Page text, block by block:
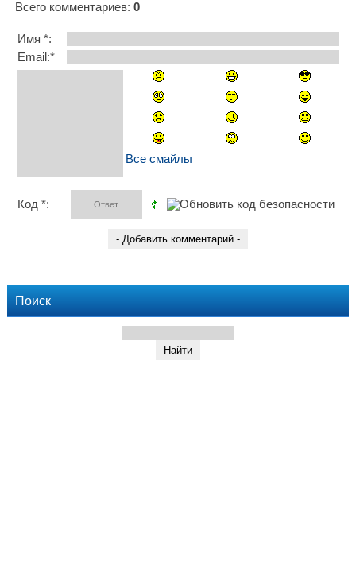
Всего комментариев: 0
Имя *:
Email:*
Все смайлы
Код *:
Поиск